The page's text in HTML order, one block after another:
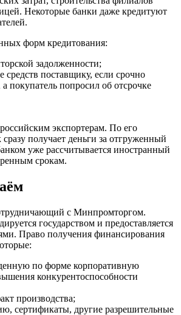
Некоторые банки даже кредитуют
форм кредитования:
задолженности;
средств поставщику, если срочно
покупатель попросил об отсрочке
экспортерам. По его
получает деньги за отгруженный
уже рассчитывается иностранный
срокам.
с Минпромторгом.
государством и предоставляется
Право получения финансирования
по форме корпоративную
конкурентоспособности
производства;
сертификаты, другие разрешительные